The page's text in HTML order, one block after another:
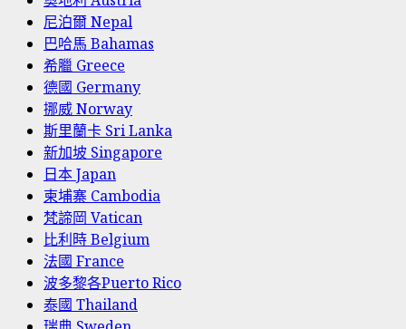
尼泊爾 Nepal
巴哈馬 Bahamas
希臘 Greece
德國 Germany
挪威 Norway
斯里蘭卡 Sri Lanka
新加坡 Singapore
日本 Japan
柬埔寨 Cambodia
梵諦岡 Vatican
比利時 Belgium
法國 France
波多黎各Puerto Rico
泰國 Thailand